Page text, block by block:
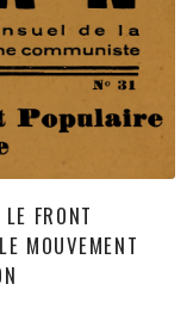
FRONT
MOUVEMENT